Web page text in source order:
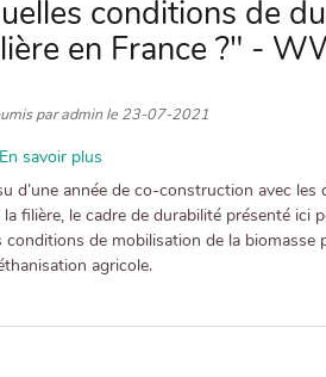
nouvelles
2019
conditions de
en France ?" -
paradminle 23-07-2021
En savoir plus
Rapport
"Méthanisation
agricole,
quelles
conditions
durabilité
d’une année de co-construction avec
la filière, le cadre de durabilité présenté ici
conditions de mobilisation de la biomasse
agricole.